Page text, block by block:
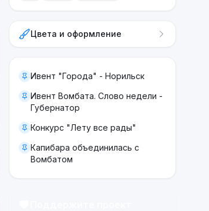
ЖестьЦвета и оформление
Ивент "Города" - Норильск
Ивент Вомбата. Слово недели -
Губернатор
Конкурс "Лету все рады"
Капибара объединилась с
Вомбатом